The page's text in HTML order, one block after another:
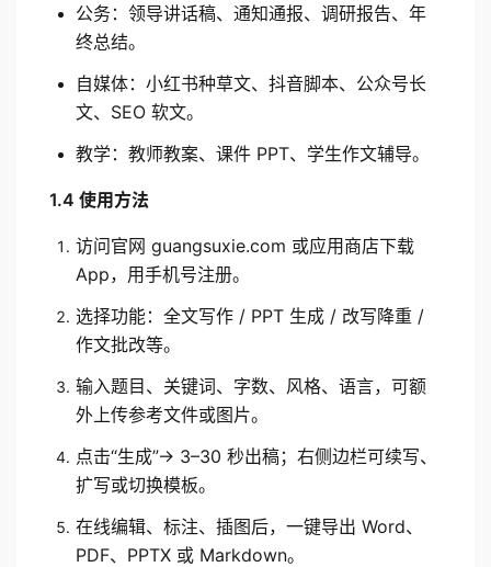
公务：领导讲话稿、通知通报、调研报告、年
终总结。
自媒体：小红书种草文、抖音脚本、公众号长
文、SEO 软文。
教学：教师教案、课件 PPT、学生作文辅导。
1.4 使用方法
访问官网 guangsuxie.com 或应用商店下载
App，用手机号注册。
选择功能：全文写作 / PPT 生成 / 改写降重 /
作文批改等。
输入题目、关键词、字数、风格、语言，可额
外上传参考文件或图片。
点击“生成”→ 3–30 秒出稿；右侧边栏可续写、
扩写或切换模板。
在线编辑、标注、插图后，一键导出 Word、
PDF、PPTX 或 Markdown。